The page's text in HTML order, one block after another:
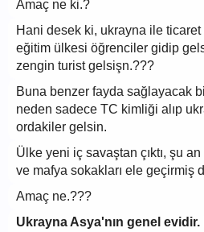
Amaç ne ki.?
Hani desek ki, ukrayna ile ticaret
eğitim ülkesi öğrenciler gidip
zengin turist gelsişn.???
Buna benzer fayda sağlayacak
neden sadece TC kimliği alıp
ordakiler gelsin.
Ülke yeni iç savaştan çıktı, şu
ve mafya sokakları ele geçirmiş
Amaç ne.???
Ukrayna Asya'nın genel evidir.